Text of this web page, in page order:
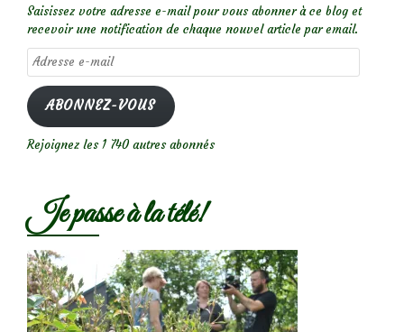
Saisissez votre adresse e-mail pour vous abonner à ce blog et
recevoir une notification de chaque nouvel article par email.
Adresse
e-
mail
ABONNEZ-VOUS
Rejoignez les 1 740 autres abonnés
Je passe à la télé!